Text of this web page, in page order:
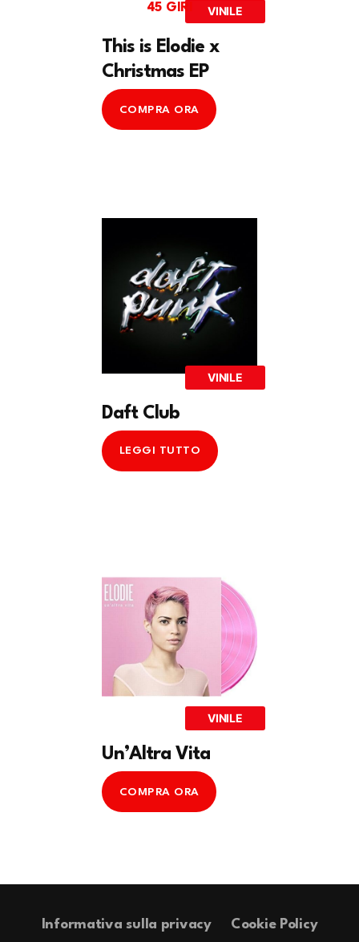
45 GIRI VINILE
This is Elodie x
Christmas EP
COMPRA ORA
VINILE
Daft Club
LEGGI TUTTO
VINILE
Un’Altra Vita
COMPRA ORA
Informativa sulla privacy Cookie Policy